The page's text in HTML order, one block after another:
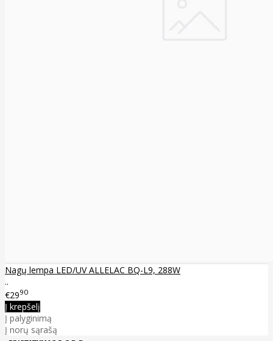
Nagų lempa LED/UV ALLELAC BQ-L9, 288W
..
€2990
Į krepšelį
Į palyginimą
Į norų sąrašą